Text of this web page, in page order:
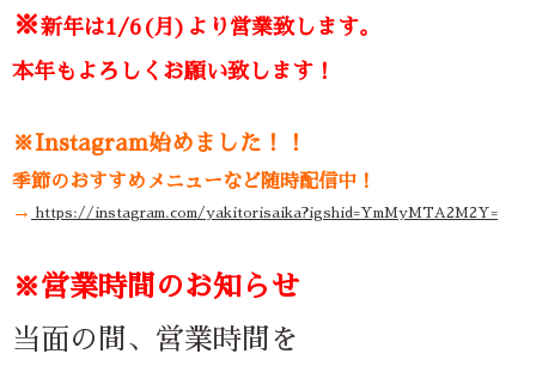
※新年は1/6(月)より営業致します。
本年もよろしくお願い致します！
※Instagram始めました！！
季節のおすすめメニューなど随時配信中！
→ https://instagram.com/yakitorisaika?igshid=YmMyMTA2M2Y=
※営業時間のお知らせ
当面の間、営業時間を